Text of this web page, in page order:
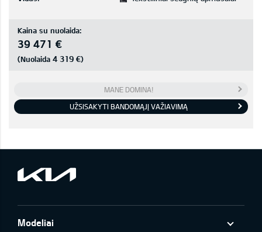
Kaina su nuolaida:
39 471 €
(Nuolaida 4 319 €)
MANE DOMINA!
UŽSISAKYTI BANDOMĄJĮ VAŽIAVIMĄ
Modeliai